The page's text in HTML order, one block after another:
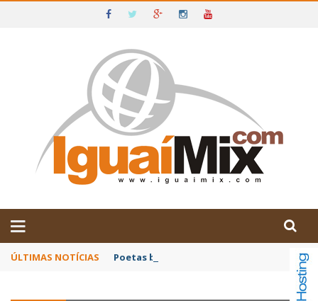
IGUAÍ E SUDOESTE DA BAHIA
ÚLTIMAS NOTÍCIAS Poetas baianos representam o Brasil no